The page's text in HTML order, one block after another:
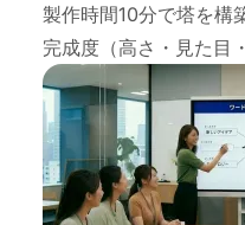
製作時間10分で塔を構
完成度（高さ・見た目